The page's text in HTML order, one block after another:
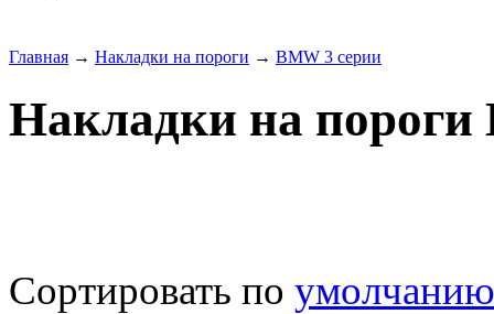
Главная → Накладки на пороги → BMW 3 серии
Накладки на пороги
Сортировать по умолчанию